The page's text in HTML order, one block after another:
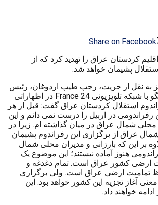
Share on Facebook
کردستان عراق را تهدید کرد که از
پشیمان خواهد شد.
به نقل از حریت، رجب طیب اردوغان، رئیس
جمهور ترکیه در گفتگو با شبکه تلویزیونی France 24 در اظهاراتی
استقلال کردستان عراق گفت: قبل از هر
در اربیل را درست نمی دانم و این
محلی شمال عراق در میان گذاشته ام. زیرا در
عراق از برگزاری این رفراندوم پشیمان
بر این که بارزانی و مدیران محلی شمال
هنوز آماده نیستند؛ این موضوع یک
ارضی کشور عراق است. تمام دغدغه و
تمامیت ارضی عراق است. ولی برگزاری
آغاز تجزیه این کشور خواهد بود. این
خواهند داد.